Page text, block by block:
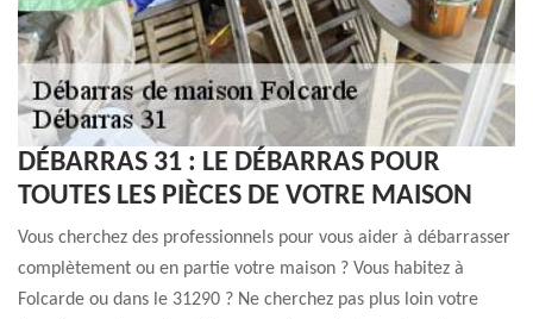
DÉBARRAS 31 : LE DÉBARRAS POUR
TOUTES LES PIÈCES DE VOTRE MAISON
Vous cherchez des professionnels pour vous aider à débarrasser
complètement ou en partie votre maison ? Vous habitez à
Folcarde ou dans le 31290 ? Ne cherchez pas plus loin votre